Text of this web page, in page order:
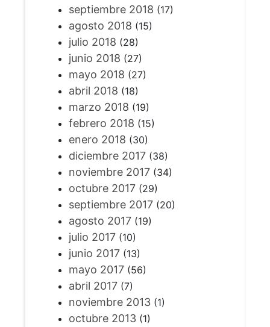
septiembre 2018 (17)
agosto 2018 (15)
julio 2018 (28)
junio 2018 (27)
mayo 2018 (27)
abril 2018 (18)
marzo 2018 (19)
febrero 2018 (15)
enero 2018 (30)
diciembre 2017(38)
noviembre 2017(34)
octubre 2017(29)
septiembre 2017(20)
agosto 2017(19)
julio 2017(10)
junio 2017(13)
mayo 2017(56)
abril 2017(7)
noviembre 2013(1)
octubre 2013(1)